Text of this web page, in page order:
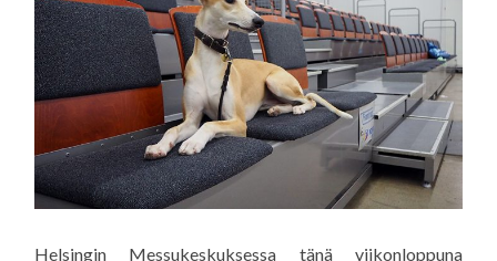
Helsingin Messukeskuksessa tänä viikonloppuna